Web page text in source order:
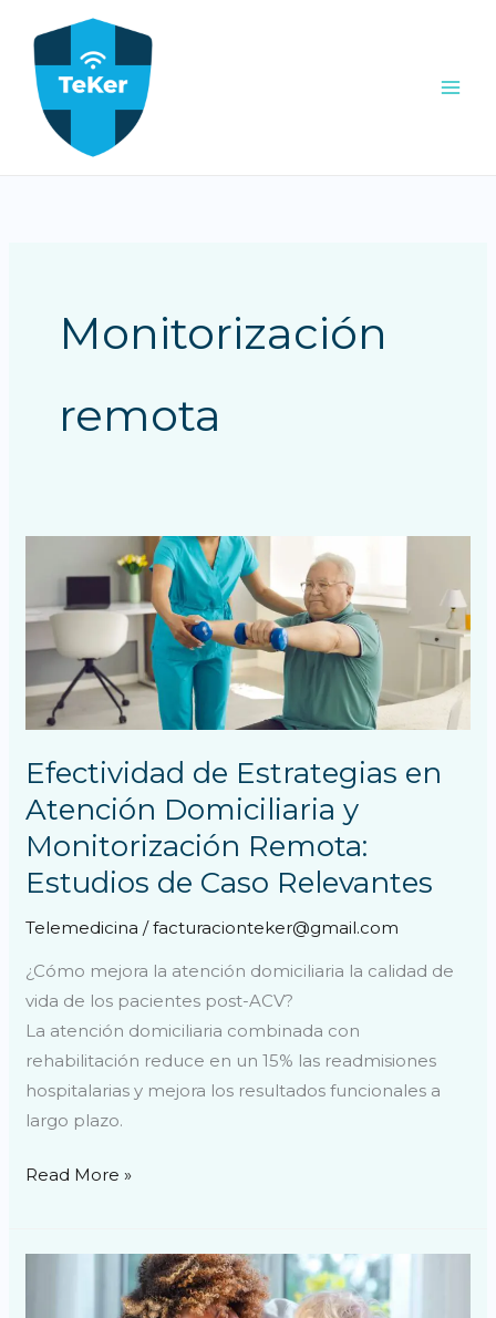
contenido
Monitorización
remota
Efectividad de Estrategias en
Atención Domiciliaria y
Monitorización Remota:
Estudios de Caso Relevantes
Telemedicina /facturacionteker@gmail.com
¿Cómo mejora la atención domiciliaria la calidad de
vida de los pacientes post-ACV?
La atención domiciliaria combinada con
rehabilitación reduce en un 15% las readmisiones
hospitalarias y mejora los resultados funcionales a
largo plazo.
Estrategias
Atención
Domiciliaria
y
Monitorización
Remota:
Estudios
de
Caso
Read More »